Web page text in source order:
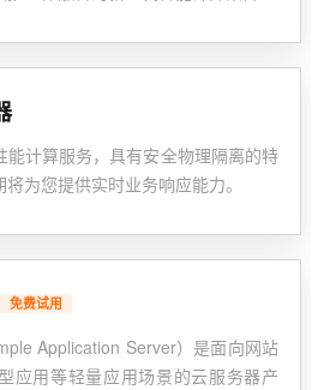
能计算服务，具有安全物理隔离的特
为您提供实时业务响应能力。
免费试用
Application Server）是面向网站
应用等轻量应用场景的云服务器产